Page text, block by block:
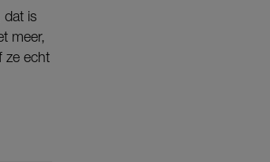
dat is
meer,
ze echt